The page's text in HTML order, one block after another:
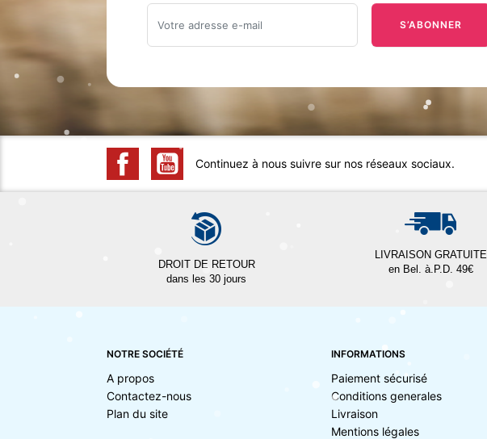
S’ABONNER
Continuez à nous suivre sur nos réseaux sociaux.
DROIT DE RETOUR
dans les 30 jours
LIVRAISON GRATUITE
en Bel. à.P.D. 49€
NOTRE SOCIÉTÉ
A propos
Contactez-nous
Plan du site
INFORMATIONS
Paiement sécurisé
Conditions generales
Livraison
Mentions légales